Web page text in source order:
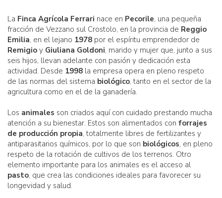
La Finca Agrícola Ferrari nace en Pecorile, una pequeña
fracción de Vezzano sul Crostolo, en la provincia de Reggio
Emilia, en el lejano 1978 por el espíritu emprendedor de
Remigio y Giuliana Goldoni, marido y mujer que, junto a sus
seis hijos, llevan adelante con pasión y dedicación esta
actividad. Desde 1998 la empresa opera en pleno respeto
de las normas del sistema biológico, tanto en el sector de la
agricultura como en el de la ganadería.
Los animales son criados aquí con cuidado prestando mucha
atención a su bienestar. Estos son alimentados con forrajes
de producción propia, totalmente libres de fertilizantes y
antiparasitarios químicos, por lo que son biológicos, en pleno
respeto de la rotación de cultivos de los terrenos. Otro
elemento importante para los animales es el acceso al
pasto, que crea las condiciones ideales para favorecer su
longevidad y salud.